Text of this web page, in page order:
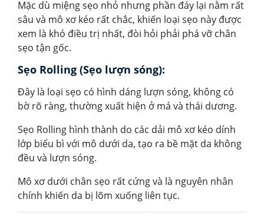
Mặc dù miệng sẹo nhỏ nhưng phần đáy lại nằm rất
sâu và mô xơ kéo rất chắc, khiến loại sẹo này được
xem là khó điều trị nhất, đòi hỏi phải phá vỡ chân
sẹo tận gốc.
Sẹo Rolling (Sẹo lượn sóng):
Đây là loại sẹo có hình dáng lượn sóng, không có
bờ rõ ràng, thường xuất hiện ở má và thái dương.
Sẹo Rolling hình thành do các dải mô xơ kéo dính
lớp biểu bì với mô dưới da, tạo ra bề mặt da không
đều và lượn sóng.
Mô xơ dưới chân sẹo rất cứng và là nguyên nhân
chính khiến da bị lõm xuống liên tục.